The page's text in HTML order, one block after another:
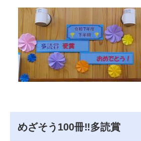
めざそう100冊‼多読賞